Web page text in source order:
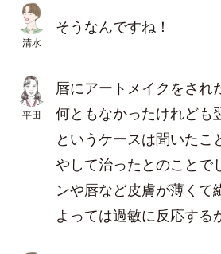
清水
そうなんですね！
平田
唇にアートメイクをされ
何ともなかったけれども
というケースは聞いたこ
やして治ったとのことで
ンや唇など皮膚が薄くて
よっては過敏に反応する